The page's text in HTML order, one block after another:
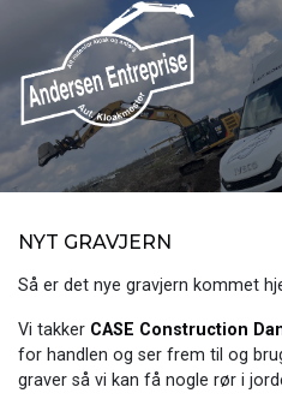
hovedindhold
NYT GRAVJERN
Så er det nye gravjern kommet
Vi takker CASE Construction
for handlen og ser frem til og
graver så vi kan få nogle rør i